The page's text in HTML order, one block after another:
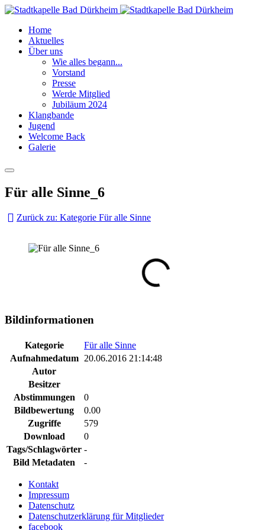
Home
Aktuelles
Über uns
Wie alles begann...
Vorstand
Presse
Werde Mitglied
Jubiläum 2024
Klangbande
Jugend
Welcome Back
Galerie
Für alle Sinne_6
Zurück zu: Kategorie Für alle Sinne
Bildinformationen
Kategorie
Für alle Sinne
Aufnahmedatum
20.06.2016 21:14:48
Autor
Besitzer
Abstimmungen
0
Bildbewertung
0.00
Zugriffe
579
Download
0
Tags/Schlagwörter -
Bild Metadaten
-
Kontakt
Impressum
Datenschutz
Datenschutzerklärung für Mitglieder
facebook